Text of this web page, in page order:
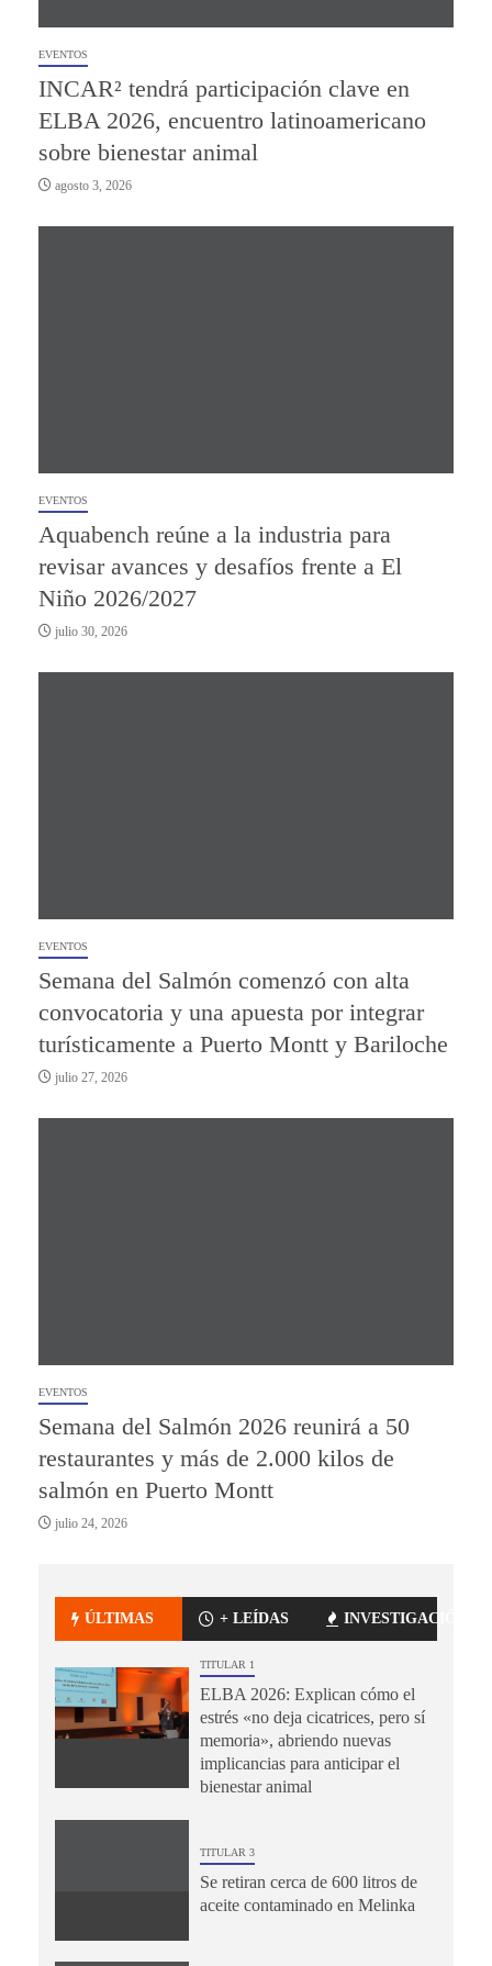
EVENTOS
INCAR² tendrá participación clave en
ELBA 2026, encuentro latinoamericano
sobre bienestar animal
agosto 3, 2026
EVENTOS
Aquabench reúne a la industria para
revisar avances y desafíos frente a El
Niño 2026/2027
julio 30, 2026
EVENTOS
Semana del Salmón comenzó con alta
convocatoria y una apuesta por integrar
turísticamente a Puerto Montt y Bariloche
julio 27, 2026
EVENTOS
Semana del Salmón 2026 reunirá a 50
restaurantes y más de 2.000 kilos de
salmón en Puerto Montt
julio 24, 2026
ÚLTIMAS + LEÍDAS INVESTIGACIÓN
TITULAR 1
ELBA 2026: Explican cómo el
estrés «no deja cicatrices, pero sí
memoria», abriendo nuevas
implicancias para anticipar el
bienestar animal
TITULAR 3
Se retiran cerca de 600 litros de
aceite contaminado en Melinka